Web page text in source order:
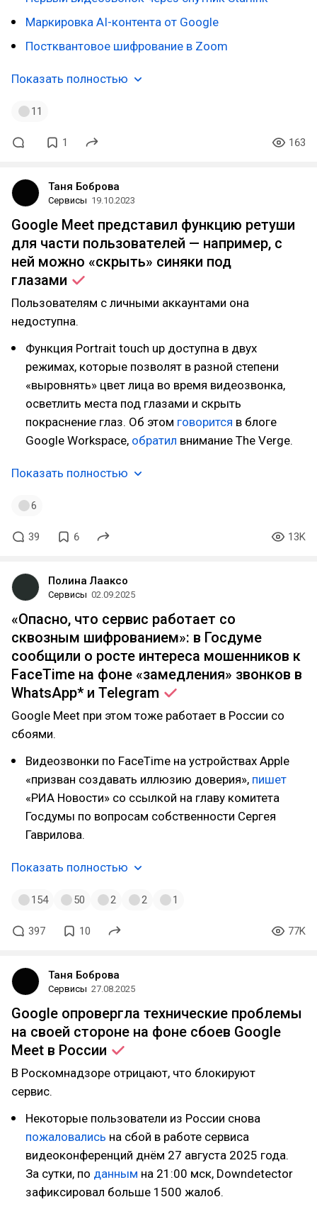
Маркировка AI-контента от Google
Постквантовое шифрование в Zoom
Показать полностью
11
1 163
Таня Боброва
Сервисы 19.10.2023
Google Meet представил функцию ретуши
для части пользователей — например, с
ней можно «скрыть» синяки под
глазами
Пользователям с личными аккаунтами она
недоступна.
Функция Portrait touch up доступна в двух
режимах, которые позволят в разной степени
«выровнять» цвет лица во время видеозвонка,
осветлить места под глазами и скрыть
покраснение глаз. Об этом говорится в блоге
Google Workspace, обратил внимание The Verge.
Показать полностью
6
39 6 13K
Полина Лааксо
Сервисы 02.09.2025
«Опасно, что сервис работает со
сквозным шифрованием»: в Госдуме
сообщили о росте интереса мошенников к
FaceTime на фоне «замедления» звонков в
WhatsApp* и Telegram
Google Meet при этом тоже работает в России со
сбоями.
Видеозвонки по FaceTime на устройствах Apple
«призван создавать иллюзию доверия», пишет
«РИА Новости» со ссылкой на главу комитета
Госдумы по вопросам собственности Сергея
Гаврилова.
Показать полностью
154 50 2 2 1
397 10 77K
Таня Боброва
Сервисы 27.08.2025
Google опровергла технические проблемы
на своей стороне на фоне сбоев Google
Meet в России
В Роскомнадзоре отрицают, что блокируют
сервис.
Некоторые пользователи из России снова
пожаловались на сбой в работе сервиса
видеоконференций днём 27 августа 2025 года.
За сутки, по данным на 21:00 мск, Downdetector
зафиксировал больше 1500 жалоб.